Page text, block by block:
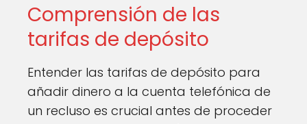
Comprensión de las
tarifas de depósito
Entender las tarifas de depósito para
añadir dinero a la cuenta telefónica de
un recluso es crucial antes de proceder